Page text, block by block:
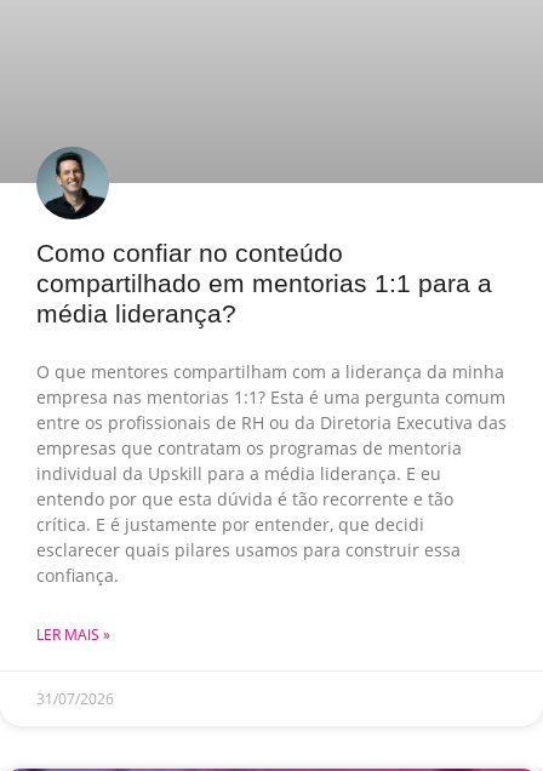
Como confiar no conteúdo
compartilhado em mentorias 1:1 para a
média liderança?
O que mentores compartilham com a liderança da minha
empresa nas mentorias 1:1? Esta é uma pergunta comum
entre os profissionais de RH ou da Diretoria Executiva das
empresas que contratam os programas de mentoria
individual da Upskill para a média liderança. E eu
entendo por que esta dúvida é tão recorrente e tão
crítica. E é justamente por entender, que decidi
esclarecer quais pilares usamos para construir essa
confiança.
LER MAIS »
31/07/2026